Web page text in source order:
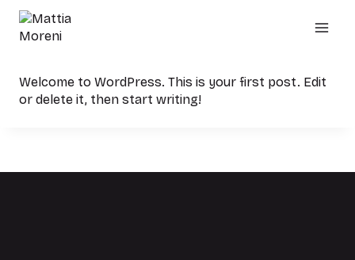
Skip
content
Welcome to WordPress. This is your first post. Edit
or delete it, then start writing!